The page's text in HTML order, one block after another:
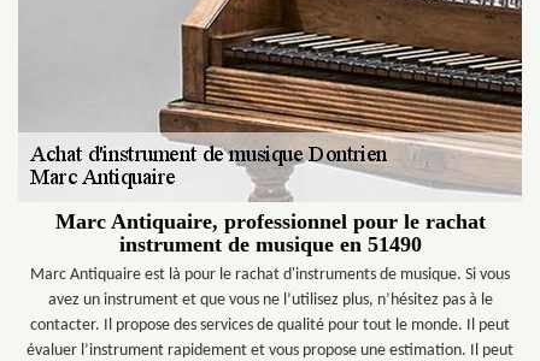
Marc Antiquaire, professionnel pour le rachat
instrument de musique en 51490
Marc Antiquaire est là pour le rachat d'instruments de musique. Si vous
avez un instrument et que vous ne l’utilisez plus, n’hésitez pas à le
contacter. Il propose des services de qualité pour tout le monde. Il peut
évaluer l’instrument rapidement et vous propose une estimation. Il peut